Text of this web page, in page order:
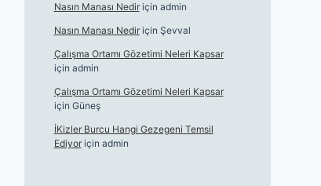
Nasın Manası Nediriçin admin
Nasın Manası Nediriçin Şevval
Çalışma Ortamı Gözetimi Neleri Kapsar
için admin
Çalışma Ortamı Gözetimi Neleri Kapsar
için Güneş
İKizler Burcu Hangi Gezegeni Temsil
Ediyoriçin admin